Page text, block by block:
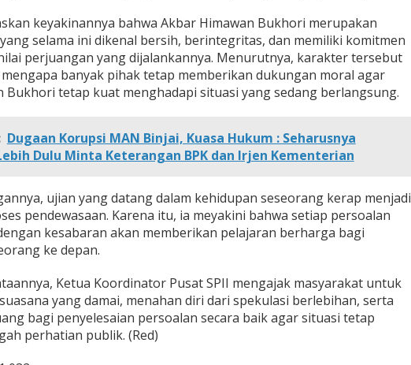
keyakinannya bahwa Akbar Himawan Bukhori merupakan
selama ini dikenal bersih, berintegritas, dan memiliki komitmen
perjuangan yang dijalankannya. Menurutnya, karakter tersebut
banyak pihak tetap memberikan dukungan moral agar
Bukhori tetap kuat menghadapi situasi yang sedang berlangsung.
Dugaan Korupsi MAN Binjai, Kuasa Hukum : Seharusnya
Dulu Minta Keterangan BPK dan Irjen Kementerian
ujian yang datang dalam kehidupan seseorang kerap menjadi
pendewasaan. Karena itu, ia meyakini bahwa setiap persoalan
kesabaran akan memberikan pelajaran berharga bagi
ke depan.
Ketua Koordinator Pusat SPII mengajak masyarakat untuk
yang damai, menahan diri dari spekulasi berlebihan, serta
bagi penyelesaian persoalan secara baik agar situasi tetap
perhatian publik. (Red)